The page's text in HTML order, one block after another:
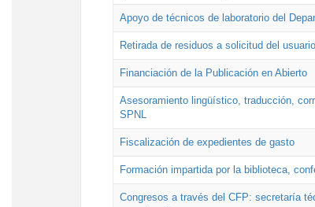
Apoyo de técnicos de laboratorio del
Retirada de residuos a solicitud del usuario
Financiación de la Publicación en Abierto
Asesoramiento lingüístico, traducción,
SPNL
Fiscalización de expedientes de gasto
Formación impartida por la biblioteca,
Congresos a través del CFP: secretaría